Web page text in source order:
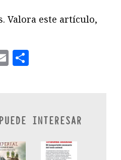
Valora este artículo,
Email
INTERESAR